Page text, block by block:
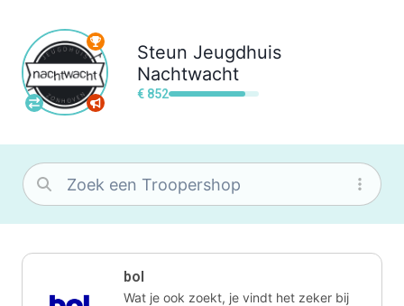
Steun Jeugdhuis
Nachtwacht
€ 852
bol
Wat je ook zoekt, je vindt het zeker bij